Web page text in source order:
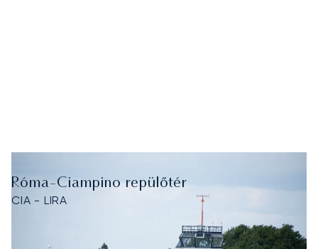
Róma-Ciampino repülőtér
CIA - LIRA